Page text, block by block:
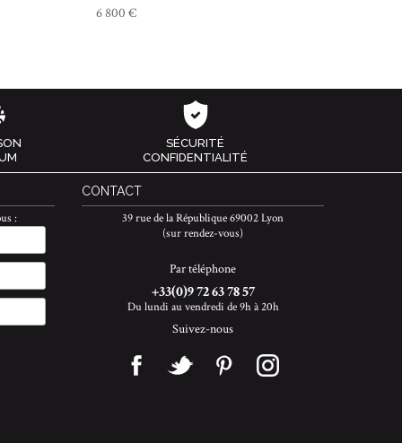
6 800 €
SÉCURITÉ
CONFIDENTIALITÉ
:
CONTACT
39 rue de la République 69002 Lyon
(sur rendez-vous)
Par téléphone
+33(0)9 72 63 78 57
Du lundi au vendredi de 9h à 20h
Suivez-nous